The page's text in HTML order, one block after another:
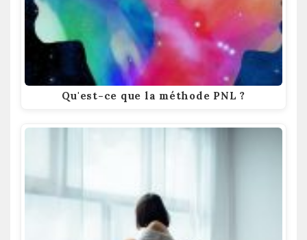
Qu'est-ce que la méthode PNL ?